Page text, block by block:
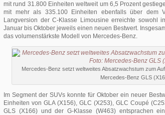
mit rund 31.800 Einheiten weltweit um 6,5 Prozent
mit mehr als 335.100 Einheiten ebenfalls über dem
Langversion der C-Klasse Limousine erreichte sowohl
Januar bis Oktober jeweils einen neuen Bestwert.
das volumenstärkste Modell von Mercedes-Benz.
Mercedes-Benz setzt weltweites Absatzwachstum zum
Mercedes-Benz GLS
Im Segment der SUVs konnte für Oktober ein neuer
Einheiten von GLA (X156), GLC (X253), GLC Coupé
GLS (X166) und der G-Klasse (W463) entsprachen